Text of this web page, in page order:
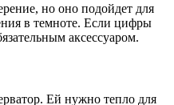
но оно подойдет для
в темноте. Если цифры
аксессуаром.
Ей нужно тепло для